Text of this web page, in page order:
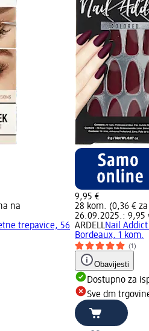
na
trepavice, 56
9,95 €
28 kom. (0,36 €
26.09.2025.: 9,95
ARDELLNail
Bordeaux, 1 kom.
(1)
Obavijesti
Dostupno za
Sve dm